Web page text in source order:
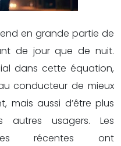
en grande partie de
de jour que de nuit.
dans cette équation,
conducteur de mieux
mais aussi d’être plus
autres usagers. Les
récentes ont